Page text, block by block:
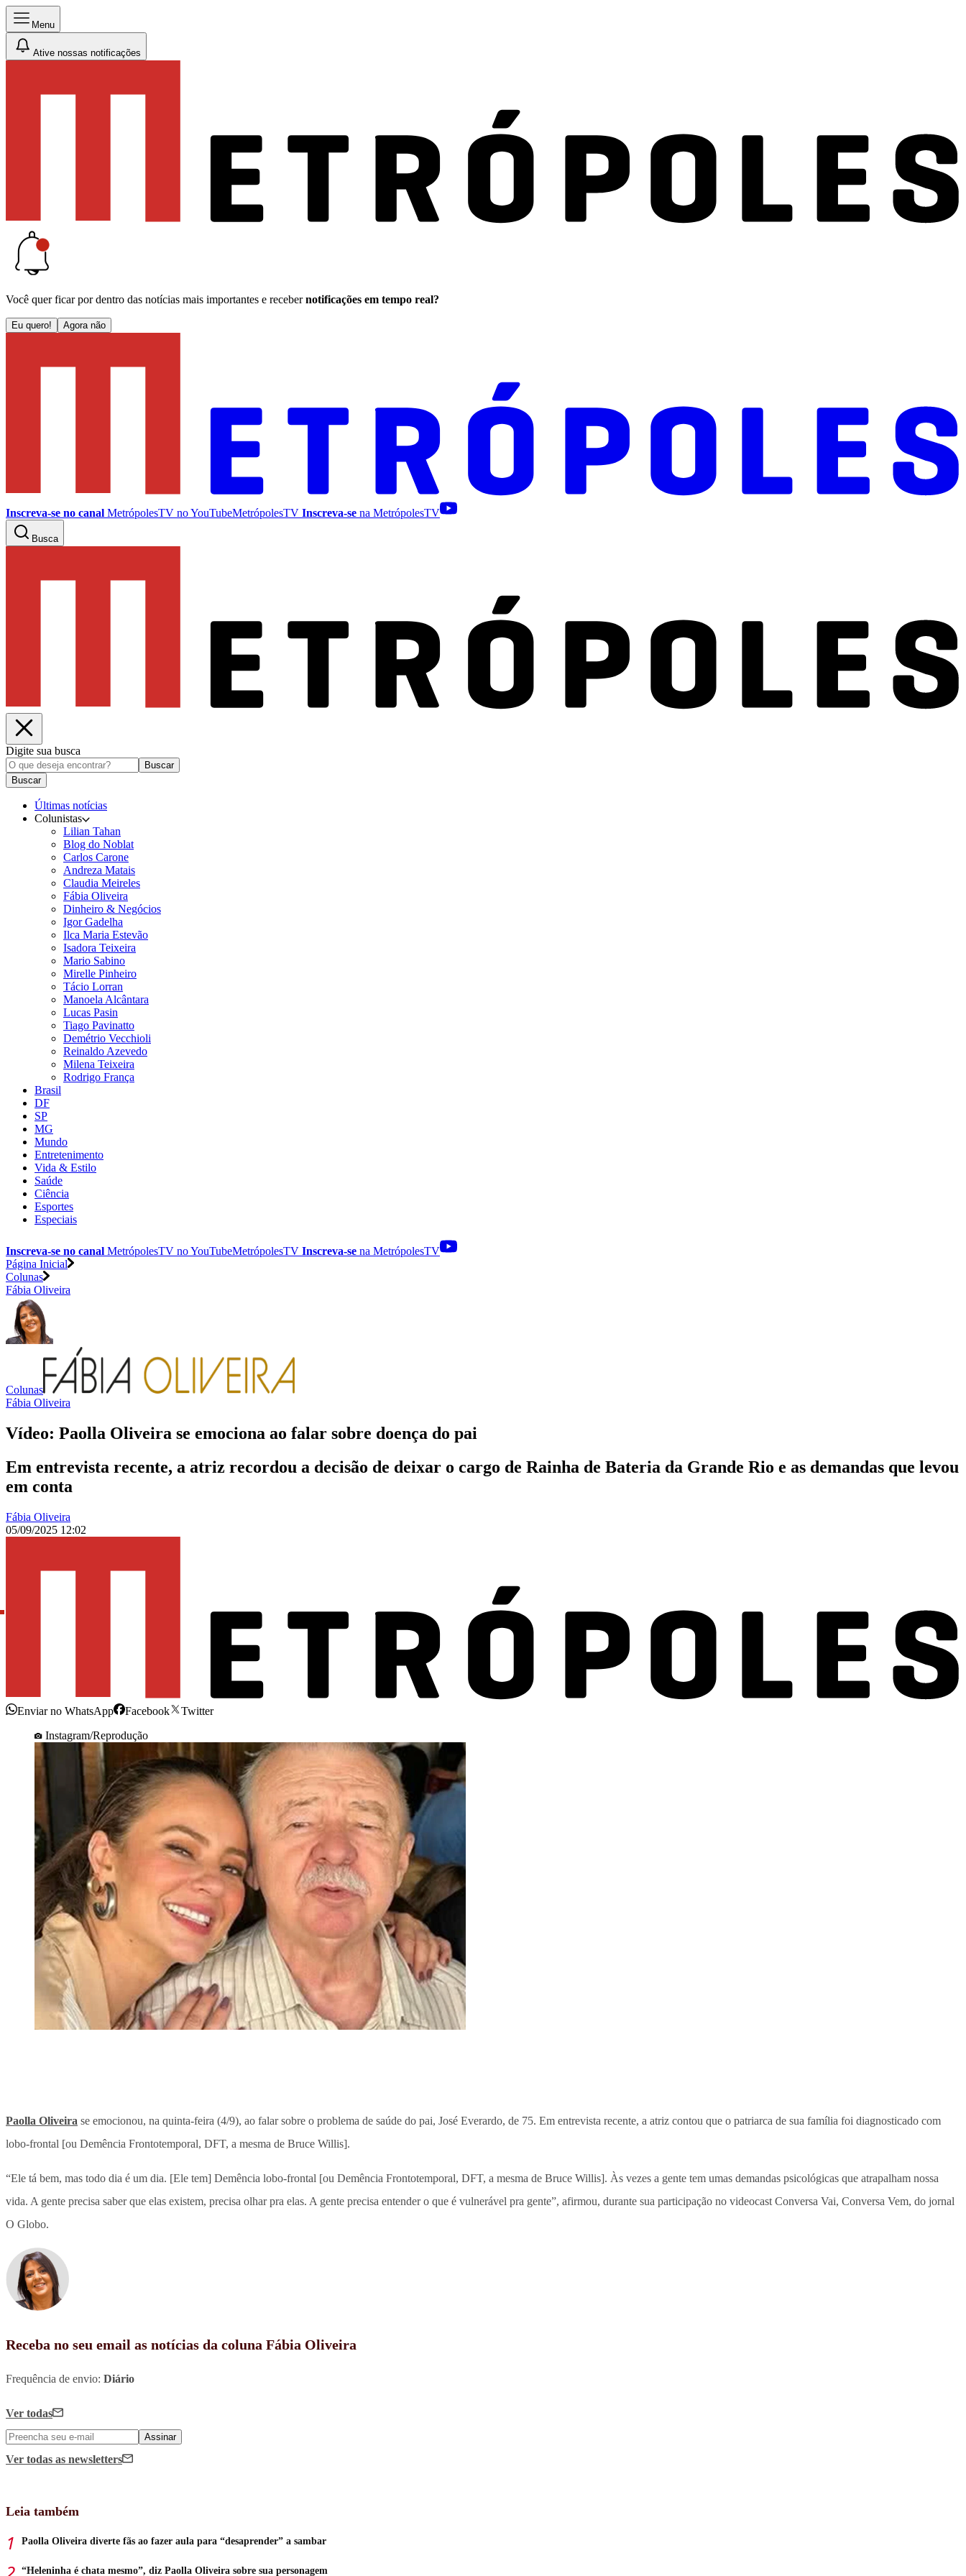
Menu
Ative nossas notificações
Você quer ficar por dentro das notícias mais importantes e receber notificações em tempo real?
Eu quero! Agora não
Inscreva-se no canal MetrópolesTV noYouTubeMetrópolesTV Inscreva-se na MetrópolesTV
Busca
Digite sua busca
Buscar
Buscar
Últimas notícias
Colunistas
Lilian Tahan
Blog do Noblat
Carlos Carone
Andreza Matais
Claudia Meireles
Fábia Oliveira
Dinheiro & Negócios
Igor Gadelha
Ilca Maria Estevão
Isadora Teixeira
Mario Sabino
Mirelle Pinheiro
Tácio Lorran
Manoela Alcântara
Lucas Pasin
Tiago Pavinatto
Demétrio Vecchioli
Reinaldo Azevedo
Milena Teixeira
Rodrigo França
Brasil
DF
SP
MG
Mundo
Entretenimento
Vida & Estilo
Saúde
Ciência
Esportes
Especiais
Inscreva-se no canal MetrópolesTV noYouTubeMetrópolesTV Inscreva-se na MetrópolesTV
Página Inicial
Colunas
Fábia Oliveira
Colunas
Fábia Oliveira
Vídeo: Paolla Oliveira se emociona ao falar sobre doença do pai
Em entrevista recente, a atriz recordou a decisão de deixar o cargo de Rainha de Bateria da Grande Rio e as demandas que levou
em conta
Fábia Oliveira
05/09/2025 12:02
Enviar no WhatsApp Facebook
Twitter
Instagram/Reprodução
Paolla Oliveira se emocionou, na quinta-feira (4/9), ao falar sobre o problema de saúde do pai, José Everardo, de 75. Em entrevista recente, a atriz contou que o patriarca de sua família foi diagnosticado com
lobo-frontal [ou Demência Frontotemporal, DFT, a mesma de Bruce Willis].
“Ele tá bem, mas todo dia é um dia. [Ele tem] Demência lobo-frontal [ou Demência Frontotemporal, DFT, a mesma de Bruce Willis]. Às vezes a gente tem umas demandas psicológicas que atrapalham nossa
vida. A gente precisa saber que elas existem, precisa olhar pra elas. A gente precisa entender o que é vulnerável pra gente”, afirmou, durante sua participação no videocast Conversa Vai, Conversa Vem, do jornal
O Globo.
Receba no seu email as notícias da coluna Fábia Oliveira
Frequência de envio: Diário
Ver todas
Assinar
Ver todas as newsletters
Leia também
Paolla Oliveira diverte fãs ao fazer aula para “desaprender” a sambar
“Heleninha é chata mesmo”, diz Paolla Oliveira sobre sua personagem